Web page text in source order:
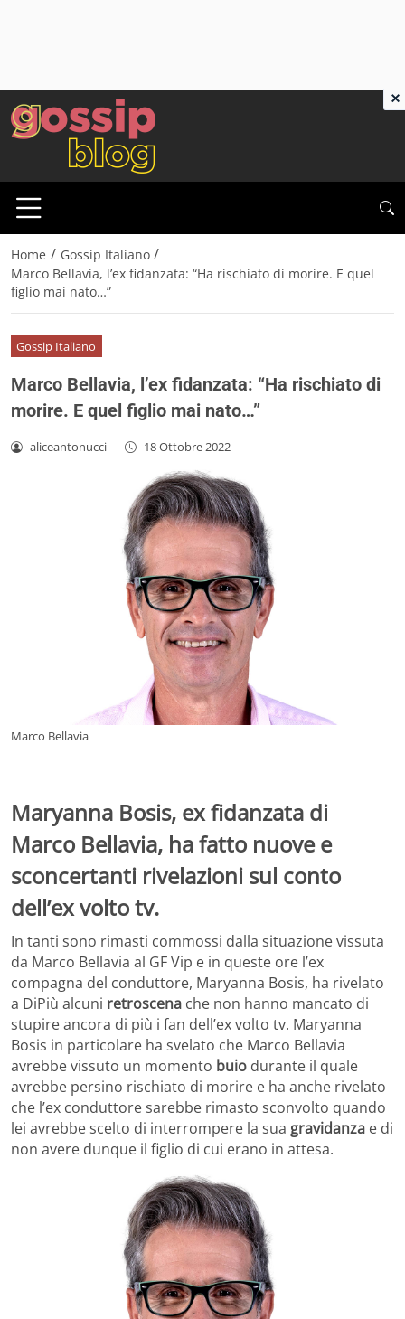
Home / Gossip Italiano /
Marco Bellavia, l’ex fidanzata: “Ha rischiato di morire. E quel
figlio mai nato…”
Gossip Italiano
Marco Bellavia, l’ex fidanzata: “Ha rischiato di
morire. E quel figlio mai nato…”
aliceantonucci - 18 Ottobre 2022
Marco Bellavia
Maryanna Bosis, ex fidanzata di
Marco Bellavia, ha fatto nuove e
sconcertanti rivelazioni sul conto
dell’ex volto tv.
In tanti sono rimasti commossi dalla situazione vissuta
da Marco Bellavia al GF Vip e in queste ore l’ex
compagna del conduttore, Maryanna Bosis, ha rivelato
a DiPiù alcuni retroscena che non hanno mancato di
stupire ancora di più i fan dell’ex volto tv. Maryanna
Bosis in particolare ha svelato che Marco Bellavia
avrebbe vissuto un momento buio durante il quale
avrebbe persino rischiato di morire e ha anche rivelato
che l’ex conduttore sarebbe rimasto sconvolto quando
lei avrebbe scelto di interrompere la sua gravidanza e di
non avere dunque il figlio di cui erano in attesa.
×